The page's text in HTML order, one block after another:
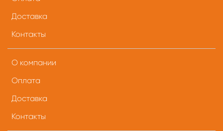
Доставка
Контакты
О компании
Оплата
Доставка
Контакты